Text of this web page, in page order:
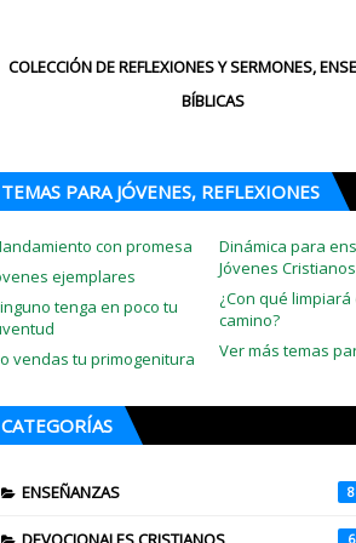
COLECCIÓN DE REFLEXIONES Y SERMONES,
BÍBLICAS
TEMAS PARA JÓVENES, REFLEXIONES
con promesa
Dinámica para
Jóvenes Cristianos
ejemplares
¿Con qué
camino?
tenga en poco tu
Ver más temas
vendas tu primogenitura
CATEGORÍAS
ENSEÑANZAS